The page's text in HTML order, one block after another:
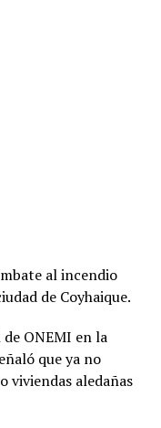
al incendio
de Coyhaique.
ONEMI en la
que ya no
viviendas aledañas